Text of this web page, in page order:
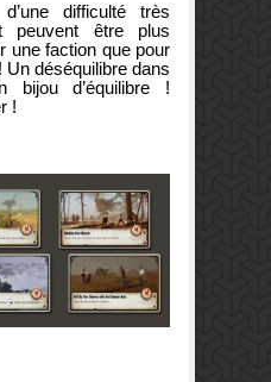
difficulté très
peuvent être plus
une faction que pour
Un déséquilibre dans
d’équilibre !
!